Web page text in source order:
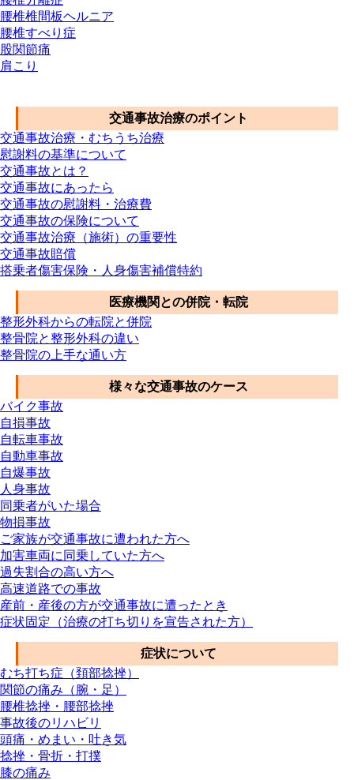
腰椎椎間板ヘルニア
腰椎すべり症
股関節痛
肩こり
交通事故治療のポイント
交通事故治療・むちうち治療
慰謝料の基準について
交通事故とは？
交通事故にあったら
交通事故の慰謝料・治療費
交通事故の保険について
交通事故治療（施術）の重要性
交通事故賠償
搭乗者傷害保険・人身傷害補償特約
医療機関との併院・転院
整形外科からの転院と併院
整骨院と整形外科の違い
整骨院の上手な通い方
様々な交通事故のケース
バイク事故
自損事故
自転車事故
自動車事故
自爆事故
人身事故
同乗者がいた場合
物損事故
ご家族が交通事故に遭われた方へ
加害車両に同乗していた方へ
過失割合の高い方へ
高速道路での事故
産前・産後の方が交通事故に遭ったとき
症状固定（治療の打ち切りを宣告された方）
症状について
むち打ち症（頚部捻挫）
関節の痛み（腕・足）
腰椎捻挫・腰部捻挫
事故後のリハビリ
頭痛・めまい・吐き気
捻挫・骨折・打撲
膝の痛み